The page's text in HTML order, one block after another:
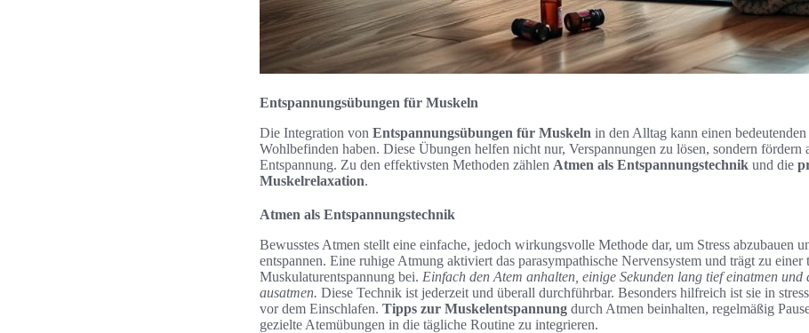
Entspannungsübungen für Muskeln
Die Integration von Entspannungsübungen für Muskeln in den Alltag kann einen
Wohlbefinden haben. Diese Übungen helfen nicht nur, Verspannungen zu lösen, sondern fördern
Entspannung. Zu den effektivsten Methoden zählen Atmen als Entspannungstechnik und die
Muskelrelaxation.
Atmen als Entspannungstechnik
Bewusstes Atmen stellt eine einfache, jedoch wirkungsvolle Methode dar, um Stress abzubauen
entspannen. Eine ruhige Atmung aktiviert das parasympathische Nervensystem und trägt zu einer
Muskulaturentspannung bei. Einfach den Atem anhalten, einige Sekunden lang tief einatmen und
ausatmen. Diese Technik ist jederzeit und überall durchführbar. Besonders hilfreich ist sie in
vor dem Einschlafen. Tipps zur Muskelentspannung durch Atmen beinhalten, regelmäßig
gezielte Atemübungen in die tägliche Routine zu integrieren.